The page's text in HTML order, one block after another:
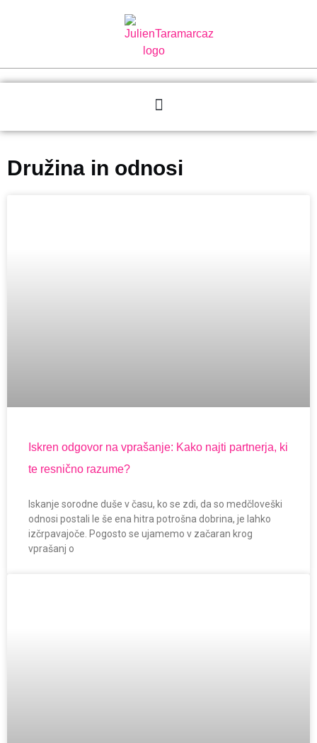
Družina in odnosi
Iskren odgovor na vprašanje: Kako najti partnerja, ki
te resnično razume?
Iskanje sorodne duše v času, ko se zdi, da so medčloveški
odnosi postali le še ena hitra potrošna dobrina, je lahko
izčrpavajoče. Pogosto se ujamemo v začaran krog
vprašanj o